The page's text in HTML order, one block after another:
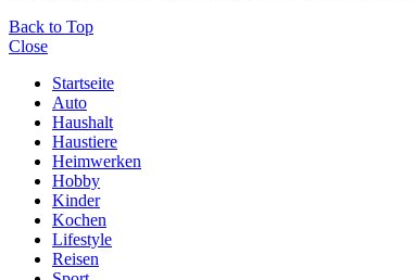
Back to Top
Close
Startseite
Auto
Haushalt
Haustiere
Heimwerken
Hobby
Kinder
Kochen
Lifestyle
Reisen